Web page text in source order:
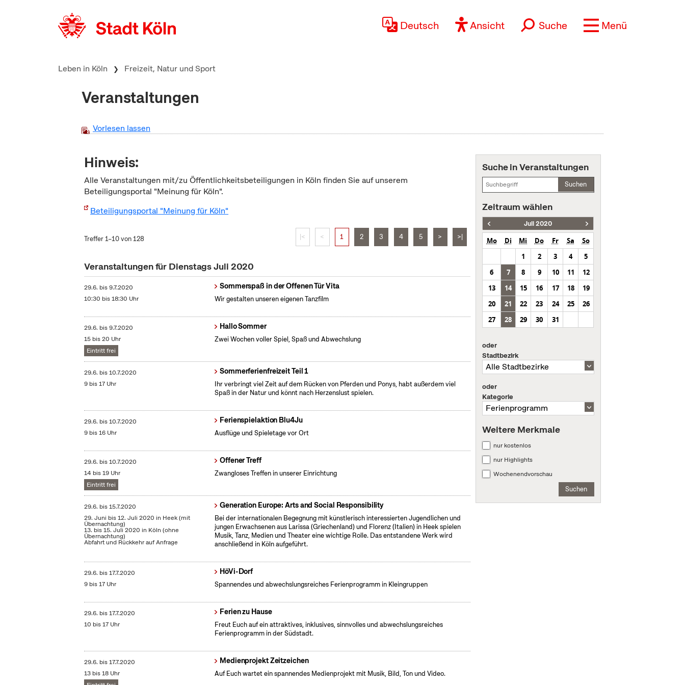
Deutsch Ansicht Suche Menü
Leben in Köln Freizeit, Natur und Sport
Veranstaltungen
Vorlesen lassen
Hinweis:
Alle Veranstaltungen mit/zu Öffentlichkeitsbeteiligungen in Köln finden Sie auf unserem
Beteiligungsportal "Meinung für Köln".
Beteiligungsportal "Meinung für Köln"
Treffer 1–10 von 128 |< < 1 2 3 4 5 > >|
Veranstaltungen für Dienstags Juli 2020
29.6. bis9.7.2020
10:30 bis 18:30 Uhr
Sommerspaß in der Offenen Tür Vita
Wir gestalten unseren eigenen Tanzfilm
29.6. bis9.7.2020
15 bis 20 Uhr
Eintritt frei
Hallo Sommer
Zwei Wochen voller Spiel, Spaß und Abwechslung
29.6. bis10.7.2020
9 bis 17 Uhr
Sommerferienfreizeit Teil 1
Ihr verbringt viel Zeit auf dem Rücken von Pferden und Ponys, habt außerdem viel
Spaß in der Natur und könnt nach Herzenslust spielen.
29.6. bis10.7.2020
9 bis 16 Uhr
Ferienspielaktion Blu4Ju
Ausflüge und Spieletage vor Ort
29.6. bis10.7.2020
14 bis 19 Uhr
Eintritt frei
Offener Treff
Zwangloses Treffen in unserer Einrichtung
29.6. bis15.7.2020
29. Juni bis 12. Juli 2020 in Heek (mit
Übernachtung)
13. bis 15. Juli 2020 in Köln (ohne
Übernachtung)
Abfahrt und Rückkehr auf Anfrage
Generation Europe: Arts and Social Responsibility
Bei der internationalen Begegnung mit künstlerisch interessierten Jugendlichen und
jungen Erwachsenen aus Larissa (Griechenland) und Florenz (Italien) in Heek spielen
Musik, Tanz, Medien und Theater eine wichtige Rolle. Das entstandene Werk wird
anschließend in Köln aufgeführt.
29.6. bis17.7.2020
9 bis 17 Uhr
HöVi-Dorf
Spannendes und abwechslungsreiches Ferienprogramm in Kleingruppen
29.6. bis17.7.2020
10 bis 17 Uhr
Ferien zu Hause
Freut Euch auf ein attraktives, inklusives, sinnvolles und abwechslungsreiches
Ferienprogramm in der Südstadt.
29.6. bis17.7.2020
13 bis 18 Uhr
Medienprojekt Zeitzeichen
Auf Euch wartet ein spannendes Medienprojekt mit Musik, Bild, Ton und Video.
Suche in Veranstaltungen
Suchen
Zeitraum wählen
Juli 2020
Mo Di Mi Do Fr Sa
So
1
2 3 4
5
6
7 8 9 10 11
12
13
14 15 16 17 18
19
20
21 22 23 24 25
26
27
28 29 30 31
oder
Stadtbezirk
oder
Kategorie
Weitere Merkmale
nur kostenlos
nur Highlights
Wochenendvorschau
Suchen